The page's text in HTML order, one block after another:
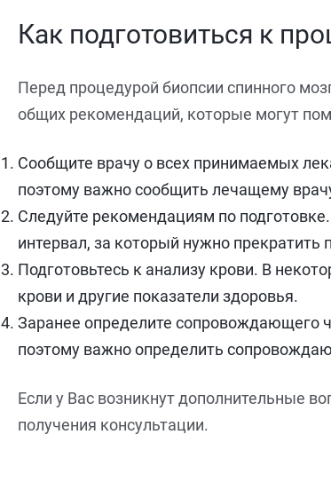
Как подготовиться к
Перед процедурой биопсии спинного
общих рекомендаций, которые могут
Сообщите врачу о всех принимаемых
поэтому важно сообщить лечащему
Следуйте рекомендациям по
интервал, за который нужно прекратить
Подготовьтесь к анализу крови. В
крови и другие показатели здоровья.
Заранее определите сопровождающего
поэтому важно определить
Если у Вас возникнут дополнительные
получения консультации.